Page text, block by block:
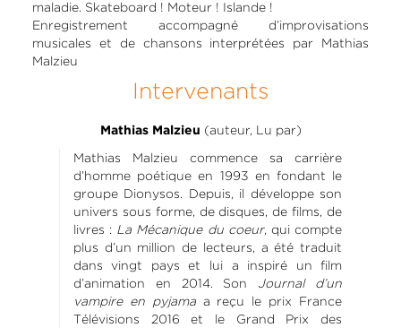
maladie. Skateboard ! Moteur ! Islande !
Enregistrement accompagné d’improvisations
musicales et de chansons interprétées par Mathias
Malzieu
Intervenants
Mathias Malzieu (auteur, Lu par)
Mathias Malzieu commence sa carrière
d’homme poétique en 1993 en fondant le
groupe Dionysos. Depuis, il développe son
univers sous forme, de disques, de films, de
livres : La Mécanique du coeur, qui compte
plus d’un million de lecteurs, a été traduit
dans vingt pays et lui a inspiré un film
d’animation en 2014. Son Journal d’un
vampire en pyjama a reçu le prix France
Télévisions 2016 et le Grand Prix des